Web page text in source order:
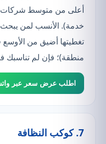
خدمة). الأنسب لمن
منطقة)؛ فإن لم تناسبك
اطلب عرض سعر عبر
7. كوكب النظافة